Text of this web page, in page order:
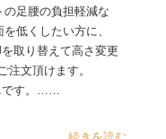
の足腰の負担軽減な
低くしたい方に、
取り替えて高さ変更
注文頂けます。
です。……